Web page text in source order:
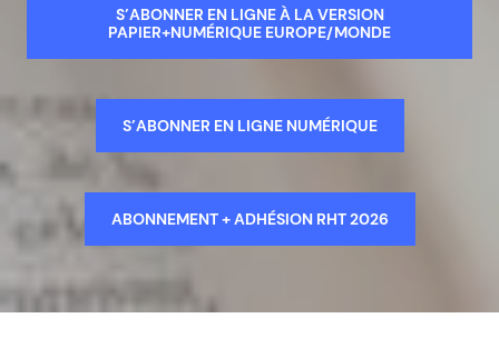
S’ABONNER EN LIGNE À LA VERSION
PAPIER+NUMÉRIQUE EUROPE/MONDE
S’ABONNER EN LIGNE NUMÉRIQUE
ABONNEMENT + ADHÉSION RHT 2026